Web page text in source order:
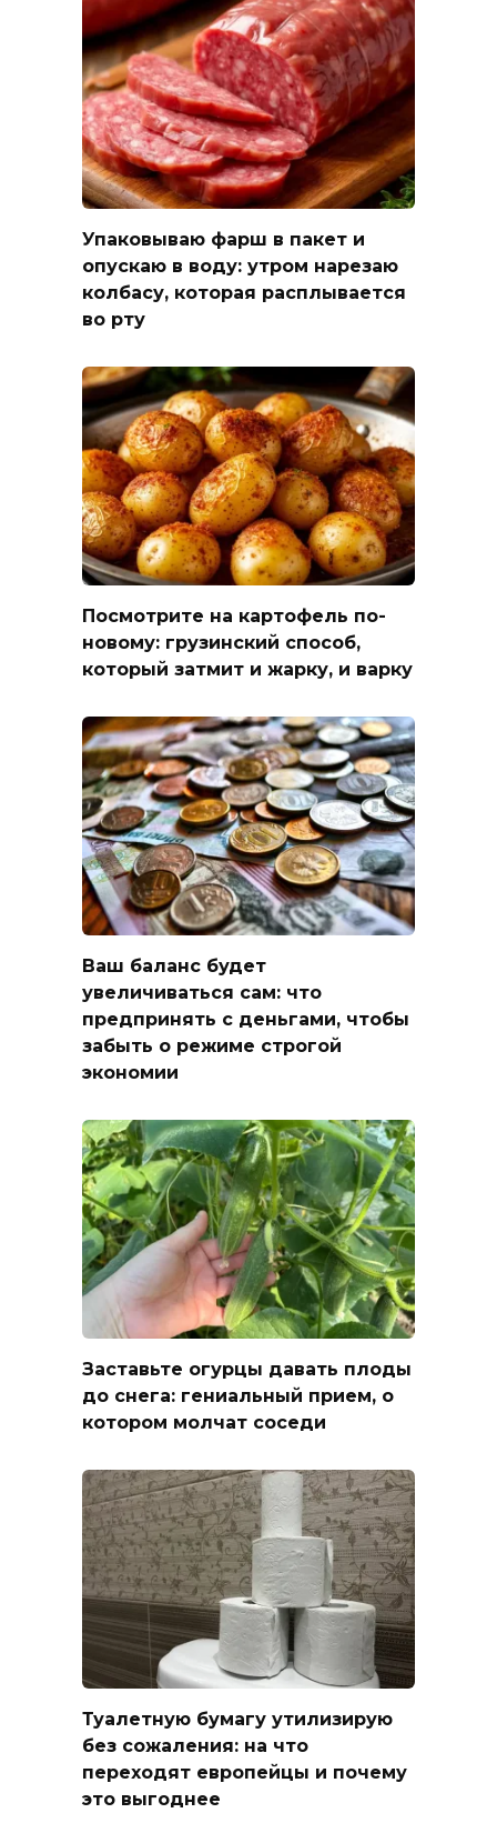
Упаковываю фарш в пакет и
опускаю в воду: утром нарезаю
колбасу, которая расплывается
во рту
Посмотрите на картофель по-
новому: грузинский способ,
который затмит и жарку, и варку
Ваш баланс будет
увеличиваться сам: что
предпринять с деньгами, чтобы
забыть о режиме строгой
экономии
Заставьте огурцы давать плоды
до снега: гениальный прием, о
котором молчат соседи
Туалетную бумагу утилизирую
без сожаления: на что
переходят европейцы и почему
это выгоднее